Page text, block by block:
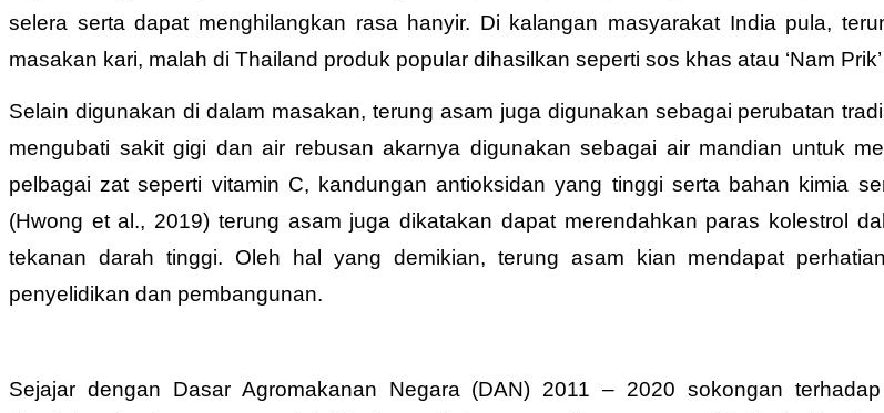
selera serta dapat menghilangkan rasa hanyir. Di kalangan masyarakat India pula,
masakan kari, malah di Thailand produk popular dihasilkan seperti sos khas atau ‘Nam
Selain digunakan di dalam masakan, terung asam juga digunakan sebagai perubatan
mengubati sakit gigi dan air rebusan akarnya digunakan sebagai air mandian untuk
pelbagai zat seperti vitamin C, kandungan antioksidan yang tinggi serta bahan kimia
(Hwong et al., 2019) terung asam juga dikatakan dapat merendahkan paras kolestrol
tekanan darah tinggi. Oleh hal yang demikian, terung asam kian mendapat
penyelidikan dan pembangunan.
Sejajar dengan Dasar Agromakanan Negara (DAN) 2011 – 2020 sokongan